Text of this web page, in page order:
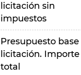
licitación sin
impuestos
Presupuesto base
licitación. Importe
total